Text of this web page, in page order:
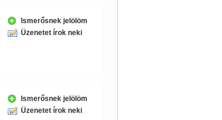
Ismerősnek jelölöm
Üzenetet írok neki
Ismerősnek jelölöm
Üzenetet írok neki